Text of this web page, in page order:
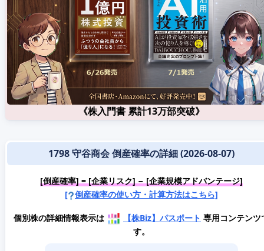
《株入門書 累計13万部突破》
1798 守谷商会 倒産確率の詳細 (2026-08-07)
[倒産確率] = [企業リスク] − [企業規模アドバンテージ]
[
倒産確率の使い方・計算方法はこちら]
個別株の詳細情報表示は 【株Biz】パスポート 専用コンテンツ
す。